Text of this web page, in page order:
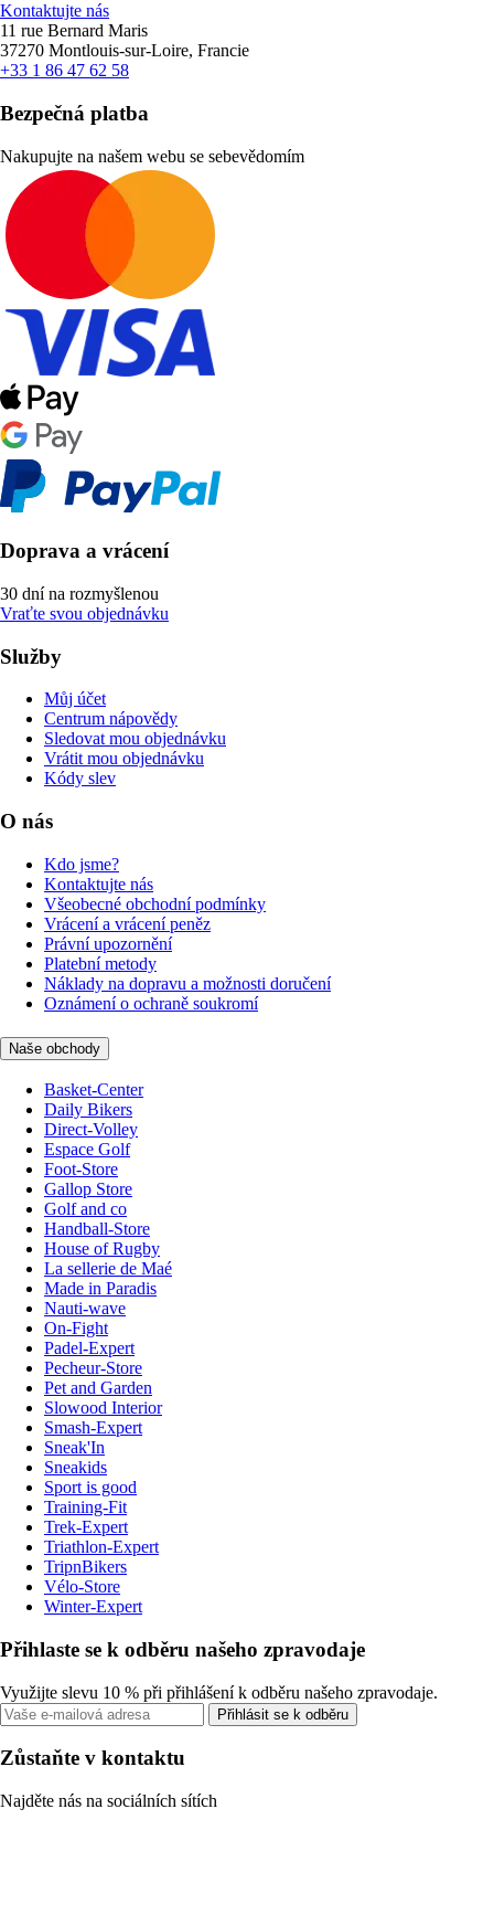
Kontaktujte nás
11 rue Bernard Maris
37270 Montlouis-sur-Loire, Francie
+33 1 86 47 62 58
Bezpečná platba
Nakupujte na našem webu se sebevědomím
Doprava a vrácení
30 dní na rozmyšlenou
Vraťte svou objednávku
Služby
Můj účet
Centrum nápovědy
Sledovat mou objednávku
Vrátit mou objednávku
Kódy slev
O nás
Kdo jsme?
Kontaktujte nás
Všeobecné obchodní podmínky
Vrácení a vrácení peněz
Právní upozornění
Platební metody
Náklady na dopravu a možnosti doručení
Oznámení o ochraně soukromí
Naše obchody
Basket-Center
Daily Bikers
Direct-Volley
Espace Golf
Foot-Store
Gallop Store
Golf and co
Handball-Store
House of Rugby
La sellerie de Maé
Made in Paradis
Nauti-wave
On-Fight
Padel-Expert
Pecheur-Store
Pet and Garden
Slowood Interior
Smash-Expert
Sneak'In
Sneakids
Sport is good
Training-Fit
Trek-Expert
Triathlon-Expert
TripnBikers
Vélo-Store
Winter-Expert
Přihlaste se k odběru našeho zpravodaje
Využijte slevu 10 % při přihlášení k odběru našeho zpravodaje.
Přihlásit se k odběru
Zůstaňte v kontaktu
Najděte nás na sociálních sítích